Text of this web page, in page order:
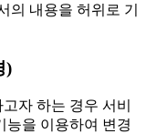
의 내용을 허위로 기
)
자 하는 경우 서비
능을 이용하여 변경